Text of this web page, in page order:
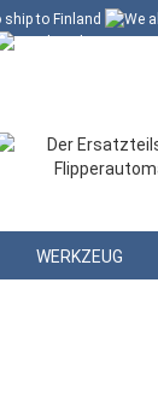
WERKZEUG